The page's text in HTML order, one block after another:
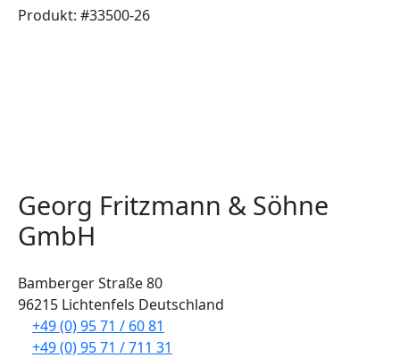
Produkt: #33500-26
Georg Fritzmann & Söhne
GmbH
Bamberger Straße 80
96215 Lichtenfels Deutschland
+49 (0) 95 71 / 60 81
+49 (0) 95 71 / 711 31